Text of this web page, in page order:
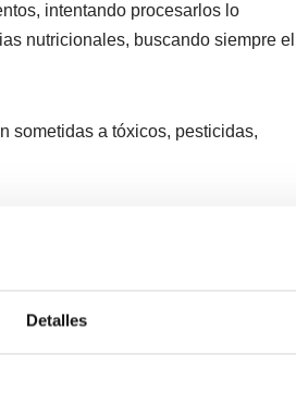
Detalles
intentando procesarlos lo
nutricionales, buscando siempre el
sometidas a tóxicos, pesticidas,